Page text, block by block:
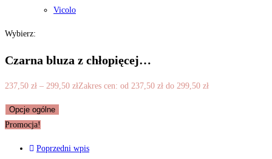
Vicolo
Wybierz:
Czarna bluza z chłopięcej…
237,50 zł – 299,50 złZakres cen: od 237,50 zł do 299,50 zł
Opcje ogólne
Promocja!
Poprzedni wpis